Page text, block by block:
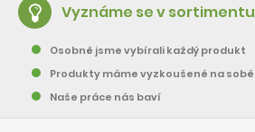
Vyznáme se v sortimentu
Osobně jsme vybírali každý produkt
Produkty máme vyzkoušené na sobě
Naše práce nás baví